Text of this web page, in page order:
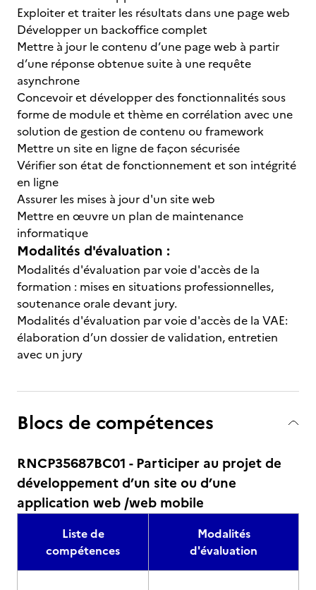
Exploiter et traiter les résultats dans une page web
Développer un backoffice complet
Mettre à jour le contenu d’une page web à partir
d’une réponse obtenue suite à une requête
asynchrone
Concevoir et développer des fonctionnalités sous
forme de module et thème en corrélation avec une
solution de gestion de contenu ou framework
Mettre un site en ligne de façon sécurisée
Vérifier son état de fonctionnement et son intégrité
en ligne
Assurer les mises à jour d'un site web
Mettre en œuvre un plan de maintenance
informatique
Modalités d'évaluation :
Modalités d'évaluation par voie d'accès de la
formation : mises en situations professionnelles,
soutenance orale devant jury.
Modalités d'évaluation par voie d'accès de la VAE:
élaboration d’un dossier de validation, entretien
avec un jury
Blocs de compétences
RNCP35687BC01 - Participer au projet de
développement d’un site ou d’une
application web /web mobile
Liste de
compétences
Modalités
d'évaluation